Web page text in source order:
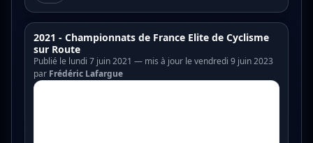
2021 - Championnats de France Elite de Cyclisme
sur Route
Publié le lundi 7 juin 2021 — mis à jour le vendredi 9 juin 2023
par Frédéric Lafargue